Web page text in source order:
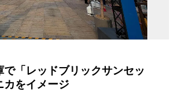
「レッドブリックサンセッ
カをイメージ